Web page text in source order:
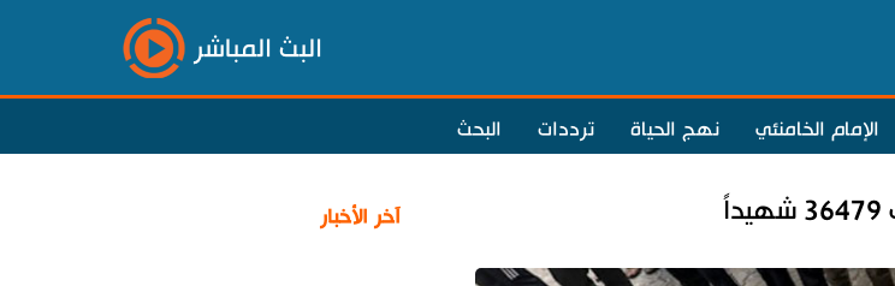
البث المباشر
الإمام الخامنئي نهج الحياة ترددات البحث
آخر الأخبار